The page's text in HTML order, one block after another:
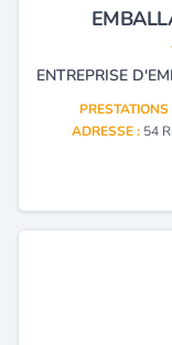
PRESTATIONS
ADRESSE : 54